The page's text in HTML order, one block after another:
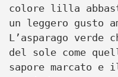
colore lilla
un leggero gusto
L’asparago verde
del sole come
sapore marcato e